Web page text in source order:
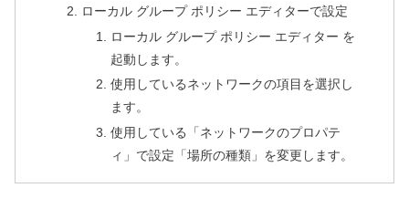
ローカル グループ ポリシー エディターで設定
ローカル グループ ポリシー エディター を
起動します。
使用しているネットワークの項目を選択し
ます。
使用している「ネットワークのプロパテ
ィ」で設定「場所の種類」を変更します。